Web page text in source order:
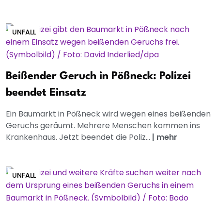
UNFALL
Beißender Geruch in Pößneck: Polizei
beendet Einsatz
Ein Baumarkt in Pößneck wird wegen eines beißenden
Geruchs geräumt. Mehrere Menschen kommen ins
Krankenhaus. Jetzt beendet die Poliz... | mehr
UNFALL